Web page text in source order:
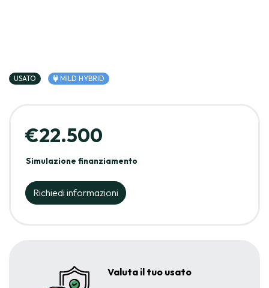
USATO MILD HYBRID
€22.500
Simulazione finanziamento
Richiedi informazioni
Valuta il tuo usato